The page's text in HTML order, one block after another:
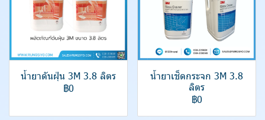
น้ำยาดันฝุ่น 3M 3.8 ลิตร
฿0
น้ำยาเช็ดกระจก 3M 3.8
ลิตร
฿0